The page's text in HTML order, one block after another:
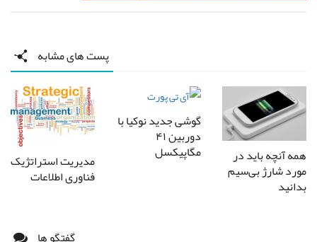
پست های مشابه
همه آنچه باید در
مورد شارژ بی‌سیم
بدانید
گوشی جدید نوکیا با
دوربین ۴۱
مگاپیکسل مدیریت استراتژیک
فناوری اطلاعات